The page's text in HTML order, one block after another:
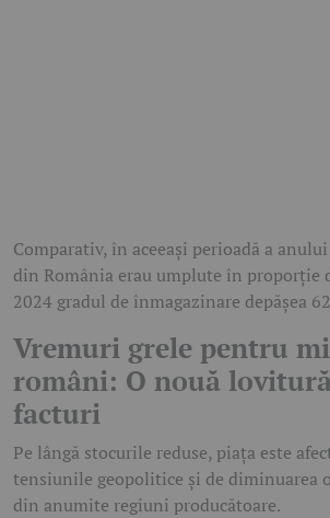
Comparativ, în aceeași perioadă a
din România erau umplute în proporție
2024 gradul de înmagazinare depășea
Vremuri grele pentru
români: O nouă
facturi
Pe lângă stocurile reduse, piața este
tensiunile geopolitice și de diminuarea
din anumite regiuni producătoare.